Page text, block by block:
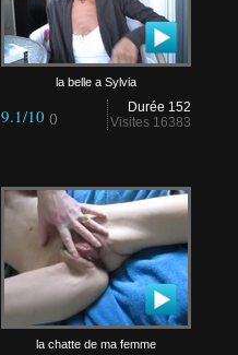
la belle a Sylvia
Durée 152
Visites 16383
9.1/10 ()
la chatte de ma femme